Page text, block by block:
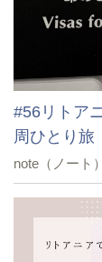
#56リトア
周ひとり旅
note（ノート）